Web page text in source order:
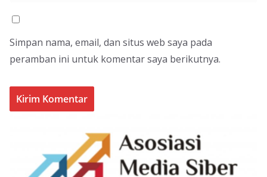
Simpan nama, email, dan situs web saya pada
peramban ini untuk komentar saya berikutnya.